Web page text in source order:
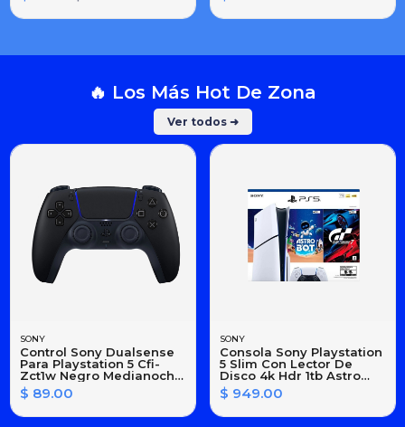
🔥 Los Más Hot De Zona
Ver todos ➜
SONY
Control Sony Dualsense
Para Playstation 5 Cfi-
Zct1w Negro Medianoche
74309
$ 89.00
SONY
Consola Sony Playstation
5 Slim Con Lector De
Disco 4k Hdr 1tb Astro
Bot Y Gran Turismo
7(latam)
$ 949.00